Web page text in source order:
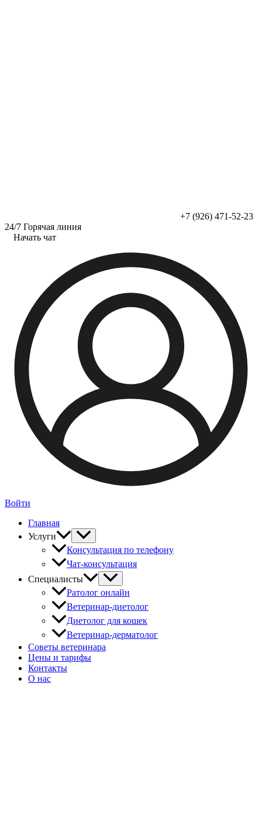
+7 (926) 471-52-23
24/7 Горячая линия
Начать чат
Войти
Главная
Услуги
Консультация по телефону
Чат-консультация
Специалисты
Ратолог онлайн
Ветеринар-диетолог
Диетолог для кошек
Ветеринар-дерматолог
Советы ветеринара
Цены и тарифы
Контакты
О нас